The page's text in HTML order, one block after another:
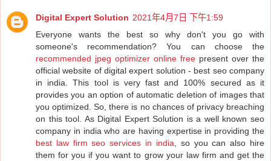
Digital Expert Solution 2021年4月7日 下午1:59
Everyone wants the best so why don't you go with
someone's recommendation? You can choose the
recommended jpeg optimizer online free present over the
official website of digital expert solution - best seo company
in india. This tool is very fast and 100% secured as it
provides you an option of automatic deletion of images that
you optimized. So, there is no chances of privacy breaching
on this tool. As Digital Expert Solution is a well known seo
company in india who are having expertise in providing the
best law firm seo services in india , so you can also hire
them for you if you want to grow your law firm and get the